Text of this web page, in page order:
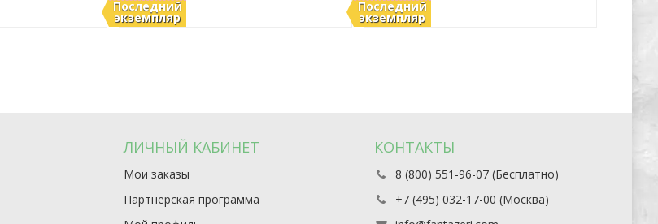
Последний
экземпляр
В наличии Последний
экземпляр
В наличии
ЛИЧНЫЙ КАБИНЕТ
Мои заказы
Партнерская программа
КОНТАКТЫ
8 (800) 551-96-07 (Бесплатно)
+7 (495) 032-17-00 (Москва)